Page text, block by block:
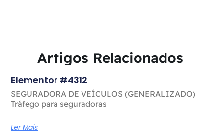
Artigos Relacionados
Elementor #4312
SEGURADORA DE VEÍCULOS (GENERALIZADO)
Tráfego para seguradoras
Ler Mais